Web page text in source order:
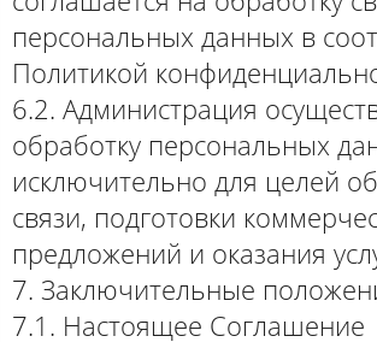
персональных данных в
Политикой
6.2. Администрация
обработку персональных
исключительно для целей
связи, подготовки
предложений и оказания
7. Заключительные
7.1. Настоящее Соглашение